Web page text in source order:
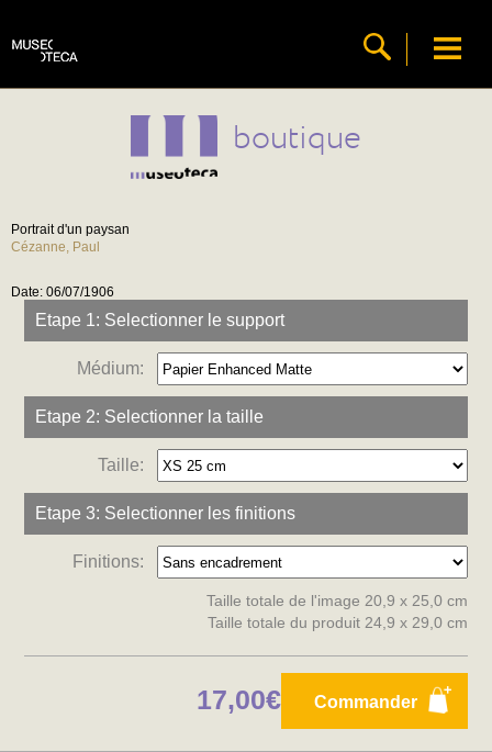
boutique
Portrait d'un paysan
Cézanne, Paul
Date: 06/07/1906
Etape 1: Selectionner le support
Médium:
Etape 2: Selectionner la taille
Taille:
Etape 3: Selectionner les finitions
Finitions:
Taille totale de l'image 20,9 x 25,0 cm
Taille totale du produit 24,9 x 29,0 cm
Commander
17,00€